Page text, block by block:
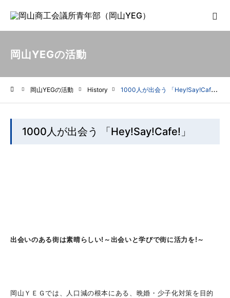
岡山YEGの活動
岡山YEGの活動 History 1000人が出会う 「Hey!Say!Cafe!」
1000人が出会う 「Hey!Say!Cafe!」
出会いのある街は素晴らしい!～出会いと学びで街に活力を!～
岡山ＹＥＧでは、人口減の根本にある、晩婚・少子化対策を目的